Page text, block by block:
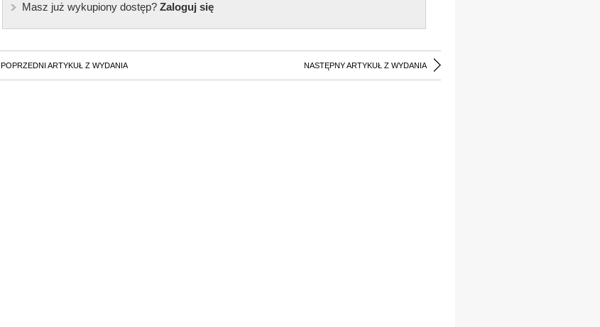
Masz już wykupiony dostęp?Zaloguj się
POPRZEDNI ARTYKUŁ Z WYDANIA NASTĘPNY ARTYKUŁ Z WYDANIA